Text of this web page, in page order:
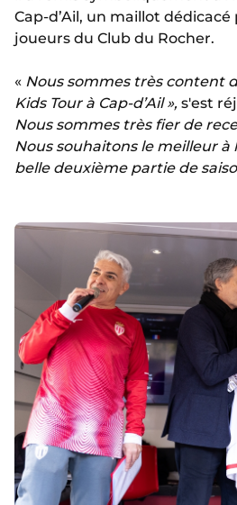
Cap-d’Ail, un maillot dédicacé
joueurs du Club du Rocher.
« Nous sommes très content
Kids Tour à Cap-d’Ail », s'est
Nous sommes très fier de
Nous souhaitons le meilleur à
belle deuxième partie de